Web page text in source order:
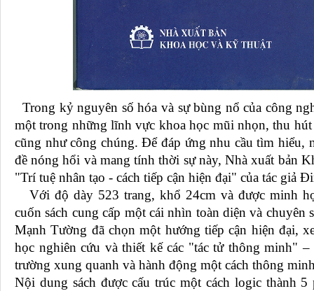
Trong kỷ nguyên số hóa và sự bùng nổ của công
một trong những lĩnh vực khoa học mũi nhọn, thu
cũng như công chúng. Để đáp ứng nhu cầu tìm hiểu,
đề nóng hổi và mang tính thời sự này, Nhà xuất bản
"Trí tuệ nhân tạo - cách tiếp cận hiện đại" của tác giả
Với độ dày 523 trang, khổ 24cm và được minh
cuốn sách cung cấp một cái nhìn toàn diện và
Mạnh Tường đã chọn một hướng tiếp cận hiện đại,
học nghiên cứu và thiết kế các "tác tử thông minh"
trường xung quanh và hành động một cách thông
Nội dung sách được cấu trúc một cách logic thành